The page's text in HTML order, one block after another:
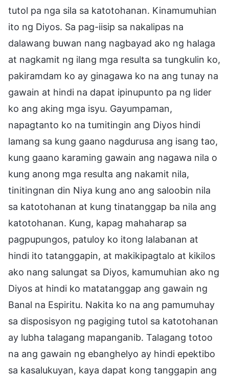
tutol pa nga sila sa katotohanan. Kinamumuhian
ito ng Diyos. Sa pag-iisip sa nakalipas na
dalawang buwan nang nagbayad ako ng halaga
at nagkamit ng ilang mga resulta sa tungkulin ko,
pakiramdam ko ay ginagawa ko na ang tunay na
gawain at hindi na dapat ipinupunto pa ng lider
ko ang aking mga isyu. Gayumpaman,
napagtanto ko na tumitingin ang Diyos hindi
lamang sa kung gaano nagdurusa ang isang tao,
kung gaano karaming gawain ang nagawa nila o
kung anong mga resulta ang nakamit nila,
tinitingnan din Niya kung ano ang saloobin nila
sa katotohanan at kung tinatanggap ba nila ang
katotohanan. Kung, kapag mahaharap sa
pagpupungos, patuloy ko itong lalabanan at
hindi ito tatanggapin, at makikipagtalo at kikilos
ako nang salungat sa Diyos, kamumuhian ako ng
Diyos at hindi ko matatanggap ang gawain ng
Banal na Espiritu. Nakita ko na ang pamumuhay
sa disposisyon ng pagiging tutol sa katotohanan
ay lubha talagang mapanganib. Talagang totoo
na ang gawain ng ebanghelyo ay hindi epektibo
sa kasalukuyan, kaya dapat kong tanggapin ang